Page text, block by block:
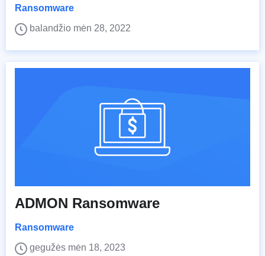
Ransomware
balandžio mėn 28, 2022
ADMON Ransomware
Ransomware
gegužės mėn 18, 2023